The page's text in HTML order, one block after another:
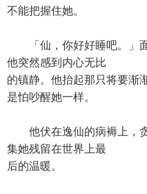
不能把握住她。
「仙，你好好睡吧。」面
他突然感到内心无比
的镇静。他抬起那只将要渐
是怕吵醒她一样。
他伏在逸仙的病褥上，贪
集她残留在世界上最
后的温暖。